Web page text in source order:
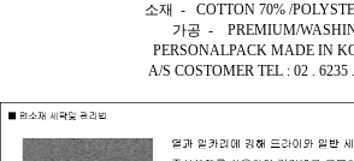
소재 - COTTON 70% /
가공 - PREMIUM/
PERSONALPACK MADE IN
A/S COSTOMER TEL : 02 . 6235